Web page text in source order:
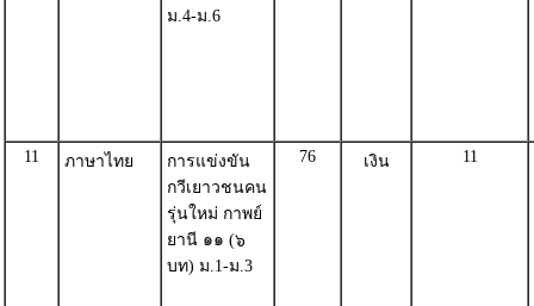
ม.4-ม.6
11 ภาษาไทย
การแข่งขัน
กวีเยาวชนคน
รุ่นใหม่ กาพย์
ยานี ๑๑ (๖
บท) ม.1-ม.3
76 เงิน 11